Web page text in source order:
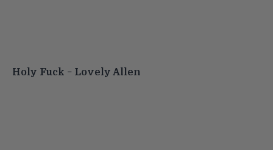
Holy Fuck − Lovely Allen